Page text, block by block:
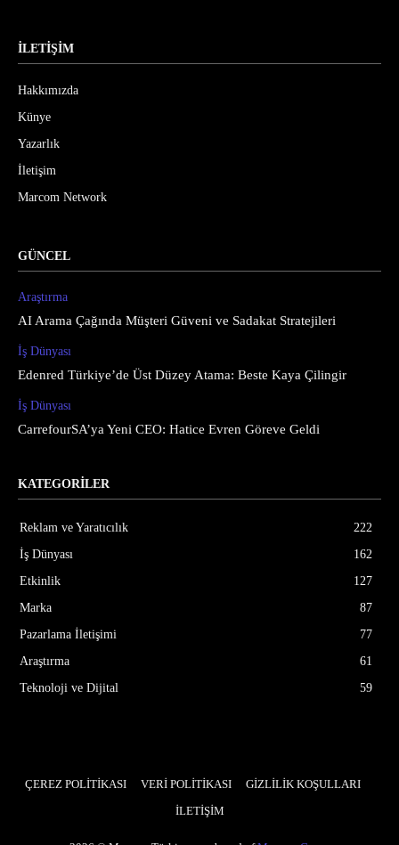
İLETİŞİM
Hakkımızda
Künye
Yazarlık
İletişim
Marcom Network
GÜNCEL
Araştırma
AI Arama Çağında Müşteri Güveni ve Sadakat Stratejileri
İş Dünyası
Edenred Türkiye’de Üst Düzey Atama: Beste Kaya Çilingir
İş Dünyası
CarrefourSA’ya Yeni CEO: Hatice Evren Göreve Geldi
KATEGORİLER
Reklam ve Yaratıcılık
222
İş Dünyası
162
Etkinlik
127
Marka
87
Pazarlama İletişimi
77
Araştırma
61
Teknoloji ve Dijital
59
ÇEREZ POLİTİKASI VERİ POLİTİKASI
GİZLİLİK KOŞULLARI
İLETİŞİM